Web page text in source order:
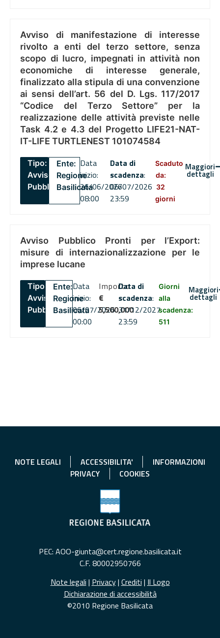
Avviso di manifestazione di interesse
rivolto a enti del terzo settore, senza
scopo di lucro, impegnati in attività non
economiche di interesse generale,
finalizzato alla stipula di una convenzione
ai sensi dell’art. 56 del D. Lgs. 117/2017
“Codice del Terzo Settore” per la
realizzazione delle attività previste nelle
Task 4.2 e 4.3 del Progetto LIFE21-NAT-
IT-LIFE TURTLENEST 101074584
Tipo:
Avviso
Pubblico
Ente:
Regione
Basilicata
Data
inizio:
26/06/2026
08:00
Data di
scadenza:
06/07/2026
23:59
Scaduto
da:
32
giorni
Maggiori
dettagli
Avviso Pubblico Pronti per l’Export:
misure di internazionalizzazione per le
imprese lucane
Tipo:
Avviso
Pubblico
Ente:
Regione
Basilicata
Data
inizio:
06/07/2026
00:00
Importo
€
5,500,000
Data di
scadenza:
31/12/2027
23:59
Giorni
alla
scadenza:
511
Maggiori
dettagli
NOTE LEGALI ACCESSIBILITA'
INFORMAZIONI
PRIVACY
COOKIES
PEC: AOO-giunta@cert.regione.basilicata.it
C.F. 80002950766
Note legali | Privacy| Crediti | Il Logo
Dichiarazione di accessibilità
©2010 Regione Basilicata